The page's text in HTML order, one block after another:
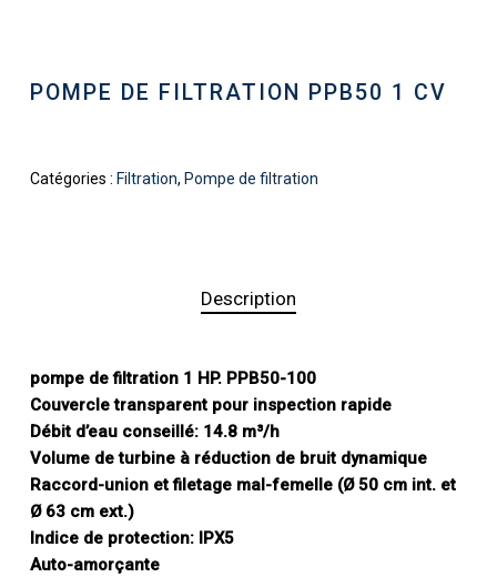
POMPE DE FILTRATION PPB50 1 CV
Catégories : Filtration, Pompe de filtration
Description
pompe de filtration 1 HP. PPB50-100
Couvercle transparent pour inspection rapide
Débit d’eau conseillé: 14.8 m³/h
Volume de turbine à réduction de bruit dynamique
Raccord-union et filetage mal-femelle (Ø 50 cm int. et
Ø 63 cm ext.)
Indice de protection: IPX5
Auto-amorçante